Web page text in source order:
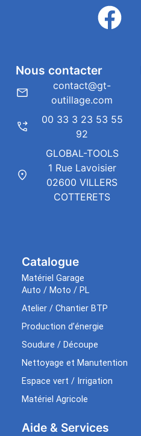
Catalogue
Matériel Garage
Auto / Moto / PL
Atelier / Chantier BTP
Production d’énergie
Soudure / Découpe
Nettoyage et Manutention
Espace vert / Irrigation
Matériel Agricole
Aide & Services​
Nous contacter
contact@gt-
outillage.com
00 33 3 23 53 55
92
GLOBAL-TOOLS
1 Rue Lavoisier
02600 VILLERS
COTTERETS